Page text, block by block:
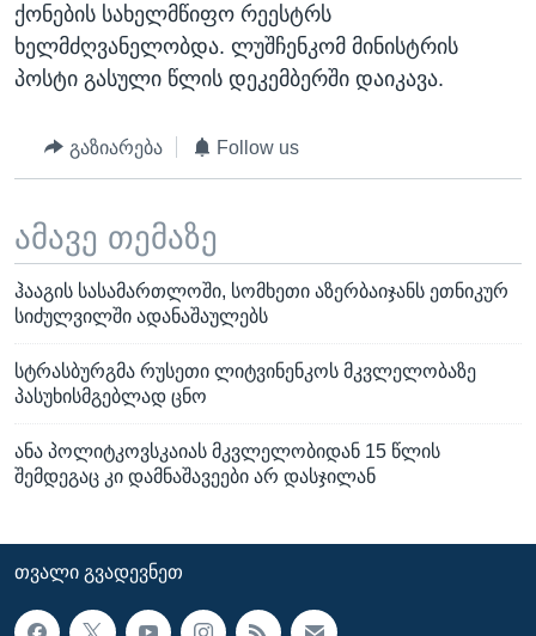
ქონების სახელმწიფო რეესტრს
ხელმძღვანელობდა. ლუშჩენკომ მინისტრის
პოსტი გასული წლის დეკემბერში დაიკავა.
გაზიარება Follow us
ამავე თემაზე
ჰააგის სასამართლოში, სომხეთი აზერბაიჯანს ეთნიკურ
სიძულვილში ადანაშაულებს
სტრასბურგმა რუსეთი ლიტვინენკოს მკვლელობაზე
პასუხისმგებლად ცნო
ანა პოლიტკოვსკაიას მკვლელობიდან 15 წლის
შემდეგაც კი დამნაშავეები არ დასჯილან
ᲗᲕᲐᲚᲘ ᲒᲕᲐᲓᲔᲕᲜᲔᲗ